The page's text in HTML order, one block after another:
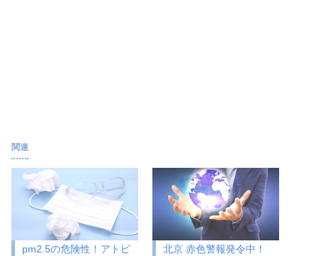
関連
pm2.5の危険性！アトピ
北京 赤色警報発令中！